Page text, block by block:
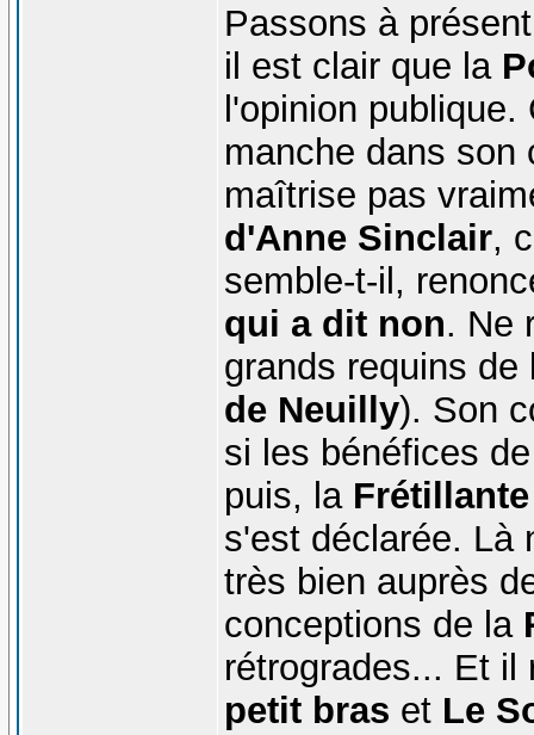
Passons à
il est clair que la
l'opinion
manche dans
maîtrise pas
d'Anne Sinclair,
semble-t-il,
qui a dit non. Ne
grands requins
de Neuilly). Son
si les bénéfices
puis, la
s'est déclarée. Là
très bien auprès
conceptions de la
rétrogrades... Et
petit bras et Le